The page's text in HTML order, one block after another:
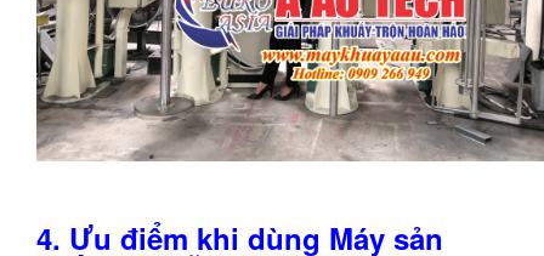
4. Ưu điểm khi dùng Máy sản